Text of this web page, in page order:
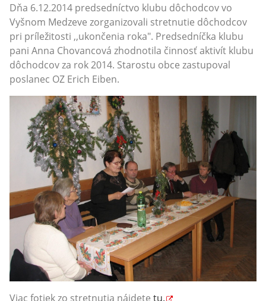
Dňa 6.12.2014 predsedníctvo klubu dôchodcov vo
Vyšnom Medzeve zorganizovali stretnutie dôchodcov
pri príležitosti ,,ukončenia roka". Predsedníčka klubu
pani Anna Chovancová zhodnotila činnosť aktivít klubu
dôchodcov za rok 2014. Starostu obce zastupoval
poslanec OZ Erich Eiben.
Viac fotiek zo stretnutia nájdete tu.